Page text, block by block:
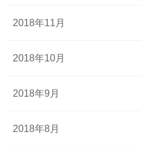
2018年11月
2018年10月
2018年9月
2018年8月